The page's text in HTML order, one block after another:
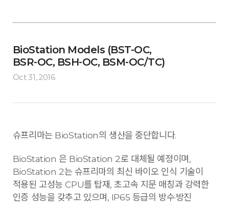
BioStation Models (BST-OC,
BSR-OC, BSH-OC, BSM-OC/TC)
Oct 31, 2016
슈프리마는 BioStation의 생산을 중단합니다.
BioStation 은 BioStation 2로 대체될 예정이며,
BioStation 2는 슈프리마의 최신 바이오 인식 기술이
적용된 고성능 CPU를 탑재, 초고속 지문 매칭과 강력한
인증 성능을 갖추고 있으며, IP65 등급의 방수·방진